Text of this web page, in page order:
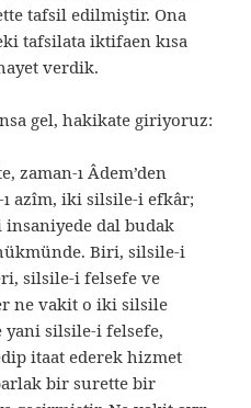
tafsil edilmiştir. Ona
tafsilata iktifaen kısa
verdik.
gel, hakikate giriyoruz:
zaman-ı Âdem’den
azîm, iki silsile-i efkâr;
dal budak
Biri, silsile-i
silsile-i felsefe ve
ne vakit o iki silsile
silsile-i felsefe,
itaat ederek hizmet
bir surette bir